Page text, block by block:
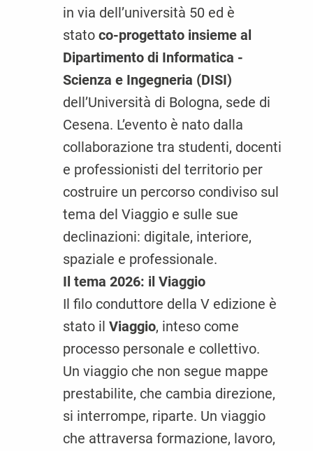
in via dell’università 50 ed è
stato co-progettato insieme al
Dipartimento di Informatica -
Scienza e Ingegneria (DISI)
dell’Università di Bologna, sede di
Cesena. L’evento è nato dalla
collaborazione tra studenti, docenti
e professionisti del territorio per
costruire un percorso condiviso sul
tema del Viaggio e sulle sue
declinazioni: digitale, interiore,
spaziale e professionale.
Il tema 2026: il Viaggio
Il filo conduttore della V edizione è
stato il Viaggio, inteso come
processo personale e collettivo.
Un viaggio che non segue mappe
prestabilite, che cambia direzione,
si interrompe, riparte. Un viaggio
che attraversa formazione, lavoro,